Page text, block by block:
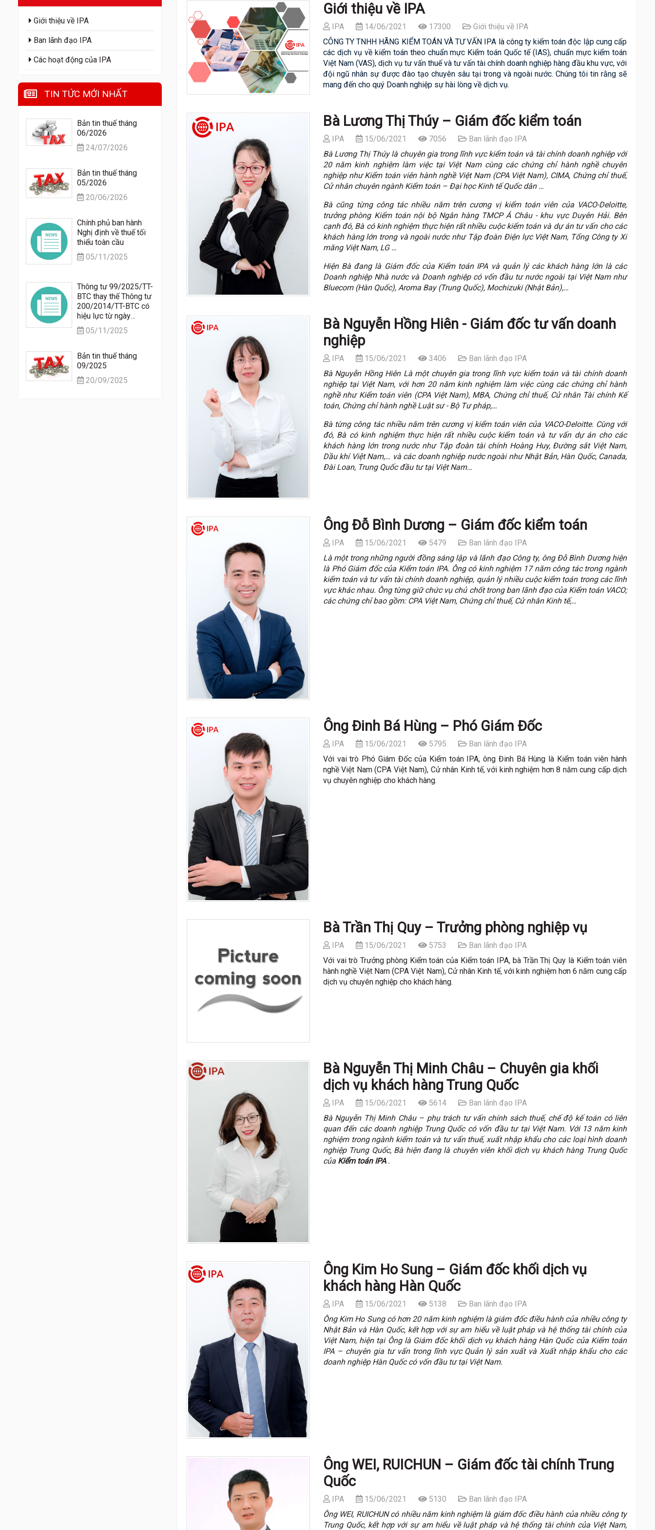
Giới thiệu về IPA
Ban lãnh đạo IPA
Các hoạt động của IPA
TIN TỨC MỚI NHẤT
Bản tin thuế tháng
06/2026
24/07/2026
Bản tin thuế tháng
05/2026
20/06/2026
Chính phủ ban hành
Nghị định về thuế tối
thiểu toàn cầu
05/11/2025
Thông tư 99/2025/TT-
BTC thay thế Thông tư
200/2014/TT-BTC có
hiệu lực từ ngày
01/01/2026
05/11/2025
Bản tin thuế tháng
09/2025
20/09/2025
Giới thiệu về IPA
IPA 14/06/2021 17300
Giới thiệu về IPA
CÔNG TY TNHH HÃNG KIỂM TOÁN VÀ TƯ VẤN IPA là công ty kiểm toán độc lập cung cấp
các dịch vụ về kiểm toán theo chuẩn mực Kiểm toán Quốc tế (IAS), chuẩn mực kiểm toán
Việt Nam (VAS), dịch vụ tư vấn thuế và tư vấn tài chính doanh nghiệp hàng đầu khu vực, với
đội ngũ nhân sự được đào tạo chuyên sâu tại trong và ngoài nước. Chúng tôi tin rằng sẽ
mang đến cho quý Doanh nghiệp sự hài lòng về dịch vụ.
Bà Lương Thị Thúy – Giám đốc kiểm toán
IPA 15/06/2021 7056
Ban lãnh đạo IPA
Bà Lương Thị Thúy là chuyên gia trong lĩnh vực kiểm toán và tài chính doanh nghiệp với
20 năm kinh nghiệm làm việc tại Việt Nam cùng các chứng chỉ hành nghề chuyên
nghiệp như Kiểm toán viên hành nghề Việt Nam (CPA Việt Nam), CIMA, Chứng chỉ thuế,
Cử nhân chuyên ngành Kiểm toán – Đại học Kinh tế Quốc dân …
Bà cũng từng công tác nhiều năm trên cương vị kiểm toán viên của VACO-Deloitte,
trưởng phòng Kiểm toán nội bộ Ngân hàng TMCP Á Châu - khu vực Duyên Hải. Bên
cạnh đó, Bà có kinh nghiệm thực hiện rất nhiều cuộc kiểm toán và dự án tư vấn cho các
khách hàng lớn trong và ngoài nước như Tập đoàn Điện lực Việt Nam, Tổng Công ty Xi
măng Việt Nam, LG …
Hiện Bà đang là Giám đốc của Kiểm toán IPA và quản lý các khách hàng lớn là các
Doanh nghiệp Nhà nước và Doanh nghiệp có vốn đầu tư nước ngoài tại Việt Nam như
Bluecom (Hàn Quốc), Aroma Bay (Trung Quốc), Mochizuki (Nhật Bản),…
Bà Nguyễn Hồng Hiên - Giám đốc tư vấn doanh
nghiệp
IPA 15/06/2021 3406
Ban lãnh đạo IPA
Bà Nguyễn Hồng Hiên Là một chuyên gia trong lĩnh vực kiểm toán và tài chính doanh
nghiệp tại Việt Nam, với hơn 20 năm kinh nghiệm làm việc cùng các chứng chỉ hành
nghề như Kiểm toán viên (CPA Việt Nam), MBA, Chứng chỉ thuế, Cử nhân Tài chính Kế
toán, Chứng chỉ hành nghề Luật sư - Bộ Tư pháp,…
Bà từng công tác nhiều năm trên cương vị kiểm toán viên của VACO-Deloitte. Cùng với
đó, Bà có kinh nghiệm thực hiện rất nhiều cuộc kiểm toán và tư vấn dự án cho các
khách hàng lớn trong nước như Tập đoàn tài chính Hoàng Huy, Đường sắt Việt Nam,
Dầu khí Việt Nam,… và các doanh nghiệp nước ngoài như Nhật Bản, Hàn Quốc, Canada,
Đài Loan, Trung Quốc đầu tư tại Việt Nam…
Ông Đỗ Bình Dương – Giám đốc kiểm toán
IPA 15/06/2021 5479
Ban lãnh đạo IPA
Là một trong những người đồng sáng lập và lãnh đạo Công ty, ông Đỗ Bình Dương hiện
là Phó Giám đốc của Kiểm toán IPA. Ông có kinh nghiệm 17 năm công tác trong ngành
kiểm toán và tư vấn tài chính doanh nghiệp, quản lý nhiều cuộc kiểm toán trong các lĩnh
vực khác nhau. Ông từng giữ chức vụ chủ chốt trong ban lãnh đạo của Kiểm toán VACO;
các chứng chỉ bao gồm: CPA Việt Nam, Chứng chỉ thuế, Cử nhân Kinh tế,…
Ông Đinh Bá Hùng – Phó Giám Đốc
IPA 15/06/2021 5795
Ban lãnh đạo IPA
Với vai trò Phó Giám Đốc của Kiểm toán IPA, ông Đinh Bá Hùng là Kiểm toán viên hành
nghề Việt Nam (CPA Việt Nam), Cử nhân Kinh tế, với kinh nghiệm hơn 8 năm cung cấp dịch
vụ chuyên nghiệp cho khách hàng.
Bà Trần Thị Quy – Trưởng phòng nghiệp vụ
IPA 15/06/2021 5753
Ban lãnh đạo IPA
Với vai trò Trưởng phòng Kiểm toán của Kiểm toán IPA, bà Trần Thị Quy là Kiểm toán viên
hành nghề Việt Nam (CPA Việt Nam), Cử nhân Kinh tế, với kinh nghiệm hơn 6 năm cung cấp
dịch vụ chuyên nghiệp cho khách hàng.
Bà Nguyễn Thị Minh Châu – Chuyên gia khối
dịch vụ khách hàng Trung Quốc
IPA 15/06/2021 5614
Ban lãnh đạo IPA
Bà Nguyễn Thị Minh Châu – phụ trách tư vấn chính sách thuế, chế độ kế toán có liên
quan đến các doanh nghiệp Trung Quốc có vốn đầu tư tại Việt Nam. Với 13 năm kinh
nghiệm trong ngành kiểm toán và tư vấn thuế, xuất nhập khẩu cho các loại hình doanh
nghiệp Trung Quốc, Bà hiện đang là chuyên viên khối dịch vụ khách hàng Trung Quốc
của Kiểm toán IPA.
Ông Kim Ho Sung – Giám đốc khối dịch vụ
khách hàng Hàn Quốc
IPA 15/06/2021 5138
Ban lãnh đạo IPA
Ông Kim Ho Sung có hơn 20 năm kinh nghiệm là giám đốc điều hành của nhiều công ty
Nhật Bản và Hàn Quốc, kết hợp với sự am hiểu về luật pháp và hệ thống tài chính của
Việt Nam, hiện tại Ông là Giám đốc khối dịch vụ khách hàng Hàn Quốc của Kiểm toán
IPA – chuyên gia tư vấn trong lĩnh vực Quản lý sản xuất và Xuất nhập khẩu cho các
doanh nghiệp Hàn Quốc có vốn đầu tư tại Việt Nam.
Ông WEI, RUICHUN – Giám đốc tài chính Trung
Quốc
IPA 15/06/2021 5130
Ban lãnh đạo IPA
Ông WEI, RUICHUNcó nhiều năm kinh nghiệm là giám đốc điều hành của nhiều công ty
Trung Quốc, kết hợp với sự am hiểu về luật pháp và hệ thống tài chính của Việt Nam,